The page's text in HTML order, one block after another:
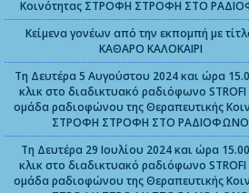
Κοινότητας ΣΤΡΟΦΗ ΣΤΡΟΦΗ ΣΤΟ
Κείμενα γονέων από την εκπομπή με
ΚΑΘΑΡΟ ΚΑΛΟΚΑΙΡΙ
Τη Δευτέρα 5 Αυγούστου 2024 και ώρα
κλικ στο διαδικτυακό ραδιόφωνο STROFI
ομάδα ραδιοφώνου της Θεραπευτικής
ΣΤΡΟΦΗ ΣΤΡΟΦΗ ΣΤΟ ΡΑΔΙΟΦΩΝΟ
Τη Δευτέρα 29 Ιουλίου 2024 και ώρα
κλικ στο διαδικτυακό ραδιόφωνο STROFI
ομάδα ραδιοφώνου της Θεραπευτικής